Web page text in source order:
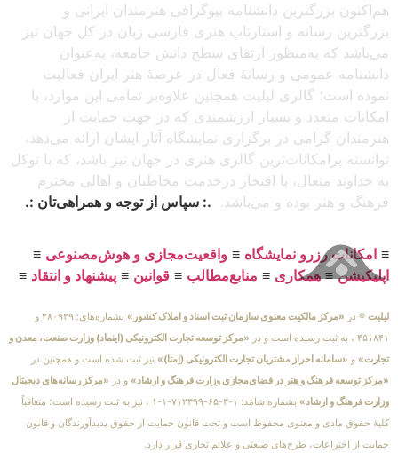
هم‌اکنون بزرگترین دانشنامه بیوگرافی هنرمندان ایرانی و
بزرگترین رسانه و استارتاپ هنری فارسی زبان در کل جهان نیز
می‌باشد که به‌منظور ارتقای سطح دانش جامعه، به‌عنوان
دانشنامه عمومی و رسانهٔ فعال در عرصهٔ هنر ایران فعالیت
نموده است؛ گالری لیلیت همچنین علاوه‌بر تمامی این موارد، با
امکانات متعدد و بسیار ارزشمندی که در جهت حمایت از
هنرمندان گرامی در برگزاری نمایشگاه آثار ایشان ارائه می‌دهد،
توانسته پرامکانات‌ترین گالری هنری در جهان نیز باشد، که با توکل
به خداوند متعال، با افتخار درخدمت مخاطبان و اهالی محترم
فرهنگ و هنر بوده و می‌باشد. .: سپاس از توجه و همراهی‌تان :.
≡ امکانات رزرو نمایشگاه ≡ واقعیت‌مجازی و هوش‌مصنوعی ≡
اپلیکیشن≡همکاری ≡ منابع‌مطالب ≡ قوانین ≡ پیشنهاد و انتقاد ≡
لیلیت ® در «مرکز مالکیت معنوی سازمان ثبت اسناد و املاک کشور»
بشماره‌های: ۲۸۰۹۲۹ و
۴۵۱۸۴۱ ، به ثبت رسیده است و در
«مرکز توسعه تجارت الکترونیکی (اینماد) وزارت صنعت، معدن و
تجارت» و «سامانه احراز مشتریان تجارت الکترونیکی (اِمتا)» نیز ثبت شده است و همچنین در
«مرکز توسعه فرهنگ و هنر در فضای‌مجازی وزارت فرهنگ و ارشاد» و در «مرکز رسانه‌های دیجیتال
وزارت فرهنگ و ارشاد»
بشماره شامَد: ۱-۳-۶۵-۷۱۲۳۹۹-۱-۱ ، نیز به ثبت رسیده است؛ متعاقباً
کلیهٔ حقوق مادی و معنوی محفوظ است و تحت قانون حمایت از حقوق پدیدآورندگان و قانون
حمایت از اختراعات، طرح‌های صنعتی و علائم تجاری قرار دارد.